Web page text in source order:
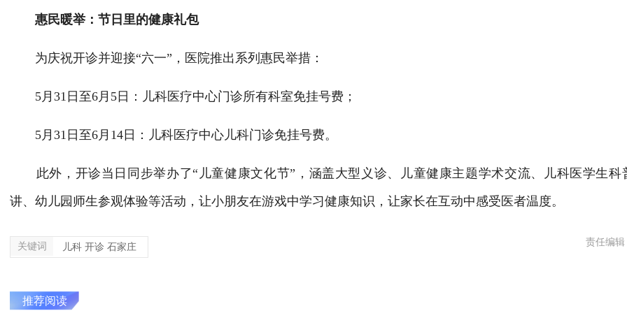
惠民暖举：节日里的健康礼包
为庆祝开诊并迎接“六一”，医院推出系列惠民举措：
5月31日至6月5日：儿科医疗中心门诊所有科室免挂号费；
5月31日至6月14日：儿科医疗中心儿科门诊免挂号费。
此外，开诊当日同步举办了“儿童健康文化节”，涵盖大型义诊、儿童健康主题学术交流、儿科医学生科
讲、幼儿园师生参观体验等活动，让小朋友在游戏中学习健康知识，让家长在互动中感受医者温度。
关键词 儿科 开诊 石家庄 责任编辑
推荐阅读